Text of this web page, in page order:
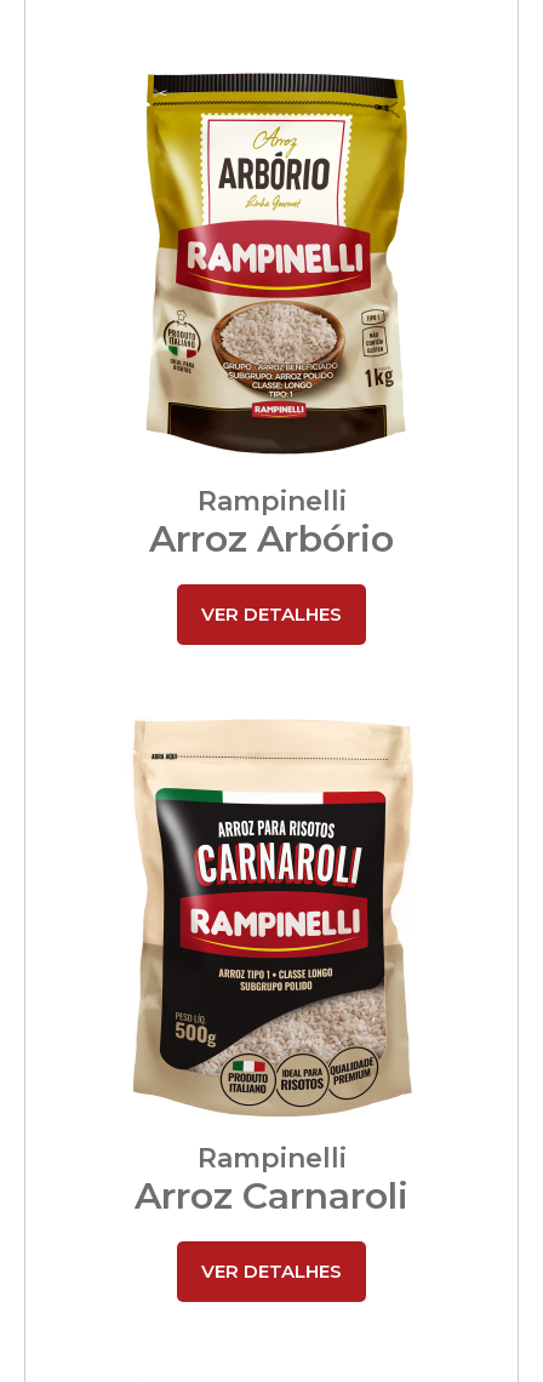
Rampinelli
Arroz Arbório
VER DETALHES
Rampinelli
Arroz Carnaroli
VER DETALHES